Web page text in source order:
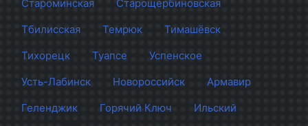
Староминская
Старощербиновская
Тбилисская
Темрюк
Тимашёвск
Тихорецк
Туапсе
Успенское
Усть-Лабинск
Новороссийск
Армавир
Геленджик
Горячий Ключ
Ильский